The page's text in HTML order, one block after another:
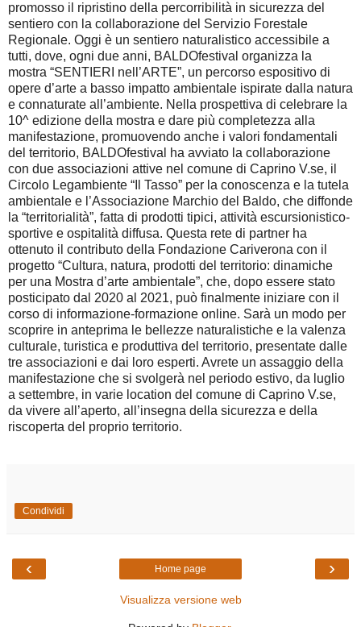
promosso il ripristino della percorribilità in sicurezza del
sentiero con la collaborazione del Servizio Forestale
Regionale. Oggi è un sentiero naturalistico accessibile a
tutti, dove, ogni due anni, BALDOfestival organizza la
mostra “SENTIERI nell’ARTE”, un percorso espositivo di
opere d’arte a basso impatto ambientale ispirate dalla natura
e connaturate all’ambiente. Nella prospettiva di celebrare la
10^ edizione della mostra e dare più completezza alla
manifestazione, promuovendo anche i valori fondamentali
del territorio, BALDOfestival ha avviato la collaborazione
con due associazioni attive nel comune di Caprino V.se, il
Circolo Legambiente “Il Tasso” per la conoscenza e la tutela
ambientale e l’Associazione Marchio del Baldo, che diffonde
la “territorialità”, fatta di prodotti tipici, attività escursionistico-
sportive e ospitalità diffusa. Questa rete di partner ha
ottenuto il contributo della Fondazione Cariverona con il
progetto “Cultura, natura, prodotti del territorio: dinamiche
per una Mostra d’arte ambientale”, che, dopo essere stato
posticipato dal 2020 al 2021, può finalmente iniziare con il
corso di informazione-formazione online. Sarà un modo per
scoprire in anteprima le bellezze naturalistiche e la valenza
culturale, turistica e produttiva del territorio, presentate dalle
tre associazioni e dai loro esperti. Avrete un assaggio della
manifestazione che si svolgerà nel periodo estivo, da luglio
a settembre, in varie location del comune di Caprino V.se,
da vivere all’aperto, all’insegna della sicurezza e della
riscoperta del proprio territorio.
Condividi
‹ ›
Home page
Visualizza versione web